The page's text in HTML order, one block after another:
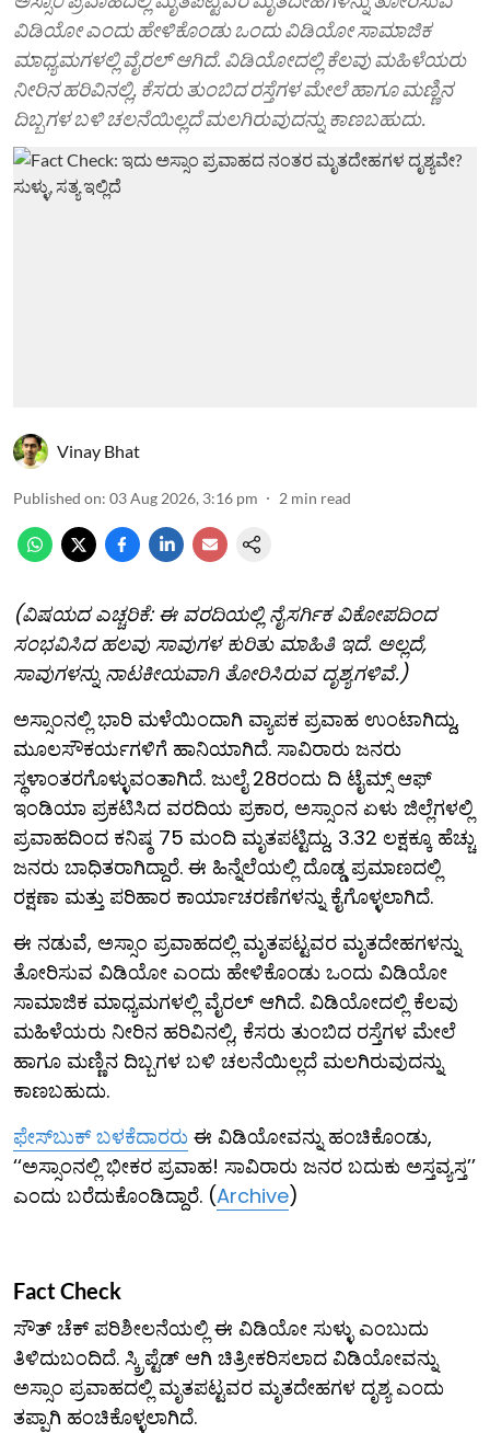
ವಿಡಿಯೋ ಎಂದು ಹೇಳಿಕೊಂಡು ಒಂದು ವಿಡಿಯೋ ಸಾಮಾಜಿಕ
ಮಾಧ್ಯಮಗಳಲ್ಲಿ ವೈರಲ್ ಆಗಿದೆ. ವಿಡಿಯೋದಲ್ಲಿ ಕೆಲವು ಮಹಿಳೆಯರು
ನೀರಿನ ಹರಿವಿನಲ್ಲಿ, ಕೆಸರು ತುಂಬಿದ ರಸ್ತೆಗಳ ಮೇಲೆ ಹಾಗೂ ಮಣ್ಣಿನ
ದಿಬ್ಬಗಳ ಬಳಿ ಚಲನೆಯಿಲ್ಲದೆ ಮಲಗಿರುವುದನ್ನು ಕಾಣಬಹುದು.
Vinay Bhat
Published on: 03 Aug 2026, 3:16 pm 2 min read
(ವಿಷಯದ ಎಚ್ಚರಿಕೆ: ಈ ವರದಿಯಲ್ಲಿ ನೈಸರ್ಗಿಕ ವಿಕೋಪದಿಂದ
ಸಂಭವಿಸಿದ ಹಲವು ಸಾವುಗಳ ಕುರಿತು ಮಾಹಿತಿ ಇದೆ. ಅಲ್ಲದೆ,
ಸಾವುಗಳನ್ನು ನಾಟಕೀಯವಾಗಿ ತೋರಿಸಿರುವ ದೃಶ್ಯಗಳಿವೆ.)
ಅಸ್ಸಾಂನಲ್ಲಿ ಭಾರಿ ಮಳೆಯಿಂದಾಗಿ ವ್ಯಾಪಕ ಪ್ರವಾಹ ಉಂಟಾಗಿದ್ದು,
ಮೂಲಸೌಕರ್ಯಗಳಿಗೆ ಹಾನಿಯಾಗಿದೆ. ಸಾವಿರಾರು ಜನರು
ಸ್ಥಳಾಂತರಗೊಳ್ಳುವಂತಾಗಿದೆ. ಜುಲೈ 28ರಂದು ದಿ ಟೈಮ್ಸ್ ಆಫ್
ಇಂಡಿಯಾ ಪ್ರಕಟಿಸಿದ ವರದಿಯ ಪ್ರಕಾರ, ಅಸ್ಸಾಂನ ಏಳು ಜಿಲ್ಲೆಗಳಲ್ಲಿ
ಪ್ರವಾಹದಿಂದ ಕನಿಷ್ಠ 75 ಮಂದಿ ಮೃತಪಟ್ಟಿದ್ದು, 3.32 ಲಕ್ಷಕ್ಕೂ ಹೆಚ್ಚು
ಜನರು ಬಾಧಿತರಾಗಿದ್ದಾರೆ. ಈ ಹಿನ್ನೆಲೆಯಲ್ಲಿ ದೊಡ್ಡ ಪ್ರಮಾಣದಲ್ಲಿ
ರಕ್ಷಣಾ ಮತ್ತು ಪರಿಹಾರ ಕಾರ್ಯಾಚರಣೆಗಳನ್ನು ಕೈಗೊಳ್ಳಲಾಗಿದೆ.
ಈ ನಡುವೆ, ಅಸ್ಸಾಂ ಪ್ರವಾಹದಲ್ಲಿ ಮೃತಪಟ್ಟವರ ಮೃತದೇಹಗಳನ್ನು
ತೋರಿಸುವ ವಿಡಿಯೋ ಎಂದು ಹೇಳಿಕೊಂಡು ಒಂದು ವಿಡಿಯೋ
ಸಾಮಾಜಿಕ ಮಾಧ್ಯಮಗಳಲ್ಲಿ ವೈರಲ್ ಆಗಿದೆ. ವಿಡಿಯೋದಲ್ಲಿ ಕೆಲವು
ಮಹಿಳೆಯರು ನೀರಿನ ಹರಿವಿನಲ್ಲಿ, ಕೆಸರು ತುಂಬಿದ ರಸ್ತೆಗಳ ಮೇಲೆ
ಹಾಗೂ ಮಣ್ಣಿನ ದಿಬ್ಬಗಳ ಬಳಿ ಚಲನೆಯಿಲ್ಲದೆ ಮಲಗಿರುವುದನ್ನು
ಕಾಣಬಹುದು.
ಫೇಸ್‌ಬುಕ್ ಬಳಕೆದಾರರು ಈ ವಿಡಿಯೋವನ್ನು ಹಂಚಿಕೊಂಡು,
‘‘ಅಸ್ಸಾಂನಲ್ಲಿ ಭೀಕರ ಪ್ರವಾಹ! ಸಾವಿರಾರು ಜನರ ಬದುಕು ಅಸ್ತವ್ಯಸ್ತ’’
ಎಂದು ಬರೆದುಕೊಂಡಿದ್ದಾರೆ. (Archive)
Fact Check
ಸೌತ್ ಚೆಕ್ ಪರಿಶೀಲನೆಯಲ್ಲಿ ಈ ವಿಡಿಯೋ ಸುಳ್ಳು ಎಂಬುದು
ತಿಳಿದುಬಂದಿದೆ. ಸ್ಕ್ರಿಪ್ಟೆಡ್ ಆಗಿ ಚಿತ್ರೀಕರಿಸಲಾದ ವಿಡಿಯೋವನ್ನು
ಅಸ್ಸಾಂ ಪ್ರವಾಹದಲ್ಲಿ ಮೃತಪಟ್ಟವರ ಮೃತದೇಹಗಳ ದೃಶ್ಯ ಎಂದು
ತಪ್ಪಾಗಿ ಹಂಚಿಕೊಳ್ಳಲಾಗಿದೆ.